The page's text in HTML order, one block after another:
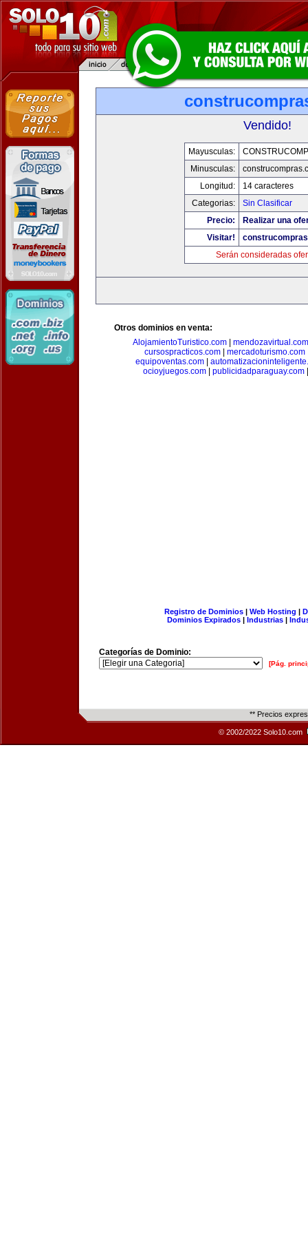
Vendido!
Mayusculas:
Minusculas:
Longitud:
14 caracteres
Categorias:
Sin Clasificar
Precio:
Realizar una
Visitar!
Serán consideradas
Otros dominios en venta:
AlojamientoTuristico.com
mendozavirtual.com
cursospracticos.com| mercadoturismo.com
equipoventas.com|
ocioyjuegos.com| publicidadparaguay.com
Registro de Dominios| Web Hosting |
Dominios Expirados | Industrias |
Categorías de Dominio:
[Pág.
** Precios
© 2002/2022 Solo10.com